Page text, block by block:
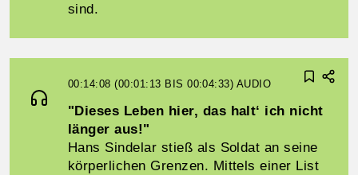
sind.
00:14:08 (00:01:13 BIS 00:04:33) AUDIO
"Dieses Leben hier, das halt‘ ich nicht
länger aus!"
Hans Sindelar stieß als Soldat an seine
körperlichen Grenzen. Mittels einer List